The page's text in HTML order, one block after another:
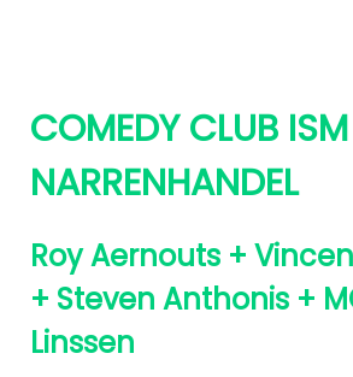
COMEDY CLUB ISM
NARRENHANDEL
Roy Aernouts +
+ Steven Anthonis +
Linssen